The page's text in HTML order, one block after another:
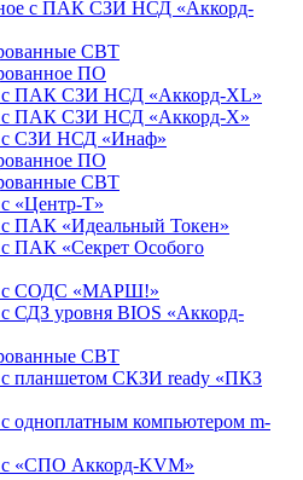
с ПАК СЗИ НСД «Аккорд-
СВТ
ПО
с ПАК СЗИ НСД «Аккорд-ХL»
с ПАК СЗИ НСД «Аккорд-Х»
с СЗИ НСД «Инаф»
ПО
СВТ
«Центр-Т»
с ПАК «Идеальный Токен»
ПАК «Секрет Особого
с СОДС «МАРШ!»
СДЗ уровня BIOS «Аккорд-
СВТ
с планшетом СКЗИ ready «ПКЗ
одноплатным компьютером m-
с «СПО Аккорд-KVM»